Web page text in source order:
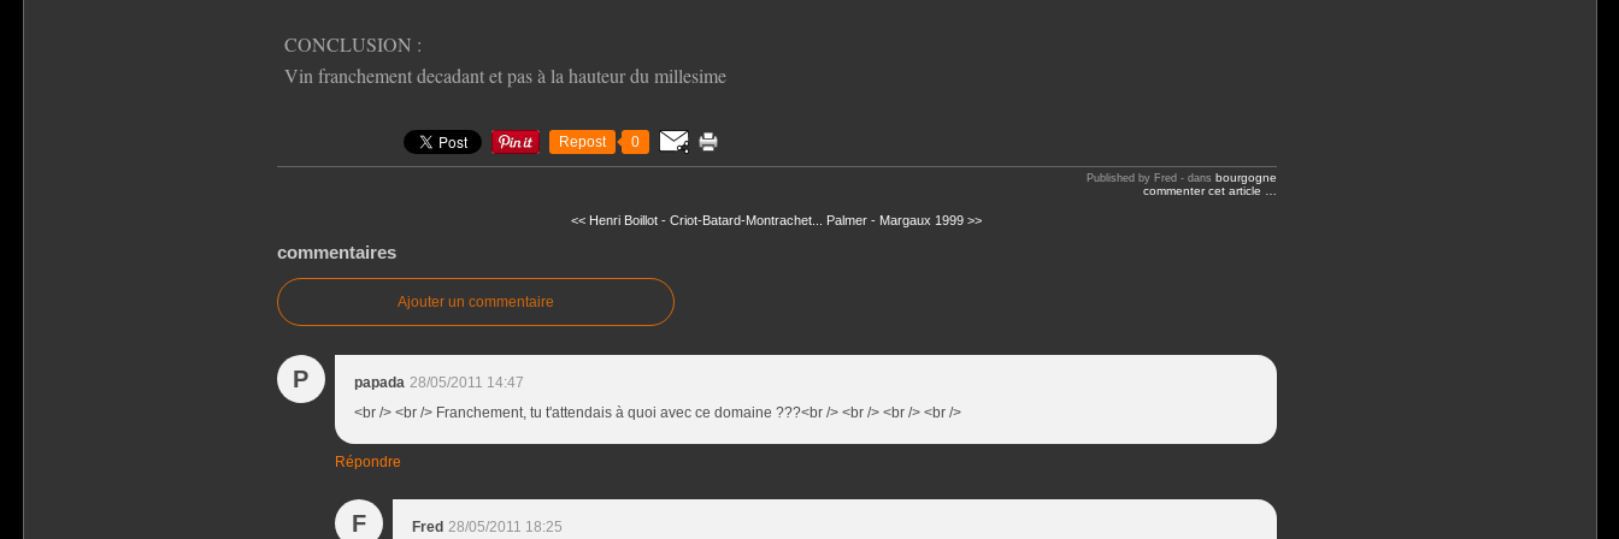
CONCLUSION :
Vin franchement decadant et pas à la hauteur du millesime
Repost 0
Published by Fred -dans bourgogne
commenter cet article
<< Henri Boillot - Criot-Batard-Montrachet... Palmer - Margaux 1999 >>
commentaires
Ajouter un commentaire
P papada 28/05/2011 14:47
<br /> <br /> Franchement, tu t'attendais à quoi avec ce domaine ???<br /> <br /> <br /> <br />
Répondre
F Fred 28/05/2011 18:25